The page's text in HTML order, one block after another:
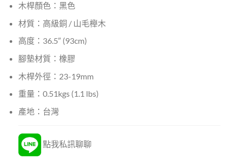
木桿顏色：黑色
材質：高級銅 / 山毛櫸木
高度：36.5″ (93cm)
腳墊材質：橡膠
木桿外徑：23-19mm
重量：0.51kgs (1.1 lbs)
產地：台灣
點我私訊聊聊